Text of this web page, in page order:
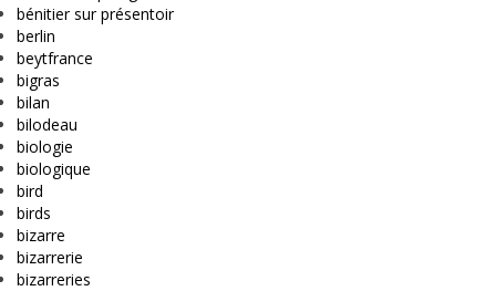
bénitier sur présentoir
berlin
beytfrance
bigras
bilan
bilodeau
biologie
biologique
bird
birds
bizarre
bizarrerie
bizarreries